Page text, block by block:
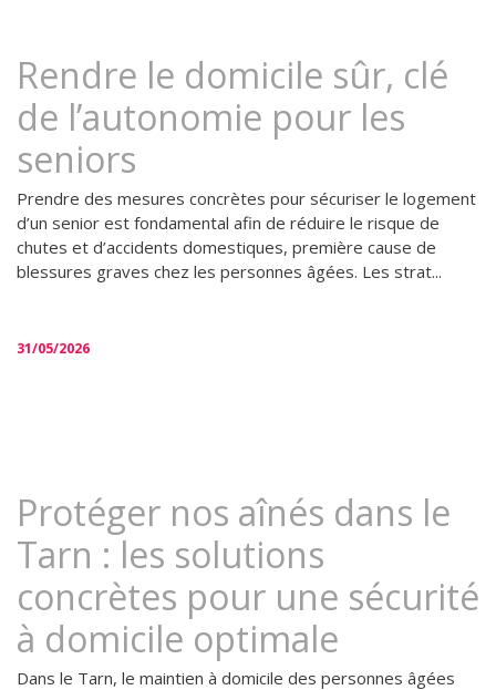
Rendre le domicile sûr, clé
de l’autonomie pour les
seniors
Prendre des mesures concrètes pour sécuriser le logement
d’un senior est fondamental afin de réduire le risque de
chutes et d’accidents domestiques, première cause de
blessures graves chez les personnes âgées. Les strat...
31/05/2026
Protéger nos aînés dans le
Tarn : les solutions
concrètes pour une sécurité
à domicile optimale
Dans le Tarn, le maintien à domicile des personnes âgées